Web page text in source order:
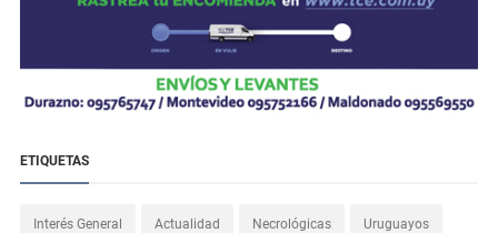
ETIQUETAS
Interés General Actualidad Necrológicas Uruguayos